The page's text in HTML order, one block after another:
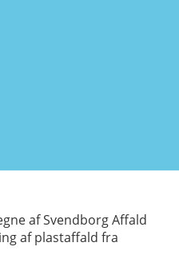
af Svendborg Affald
af plastaffald fra